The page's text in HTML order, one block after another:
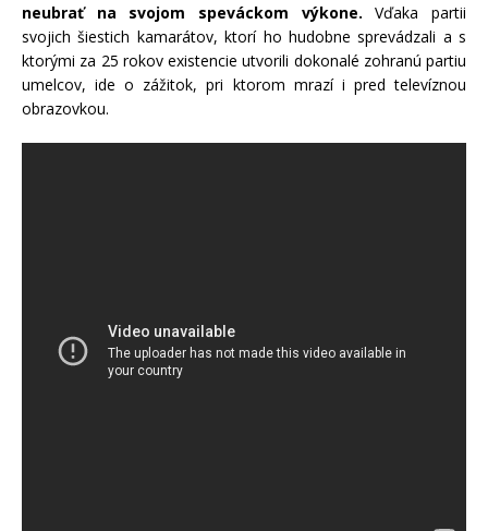
neubrať na svojom speváckom výkone. Vďaka partii
svojich šiestich kamarátov, ktorí ho hudobne sprevádzali a s
ktorými za 25 rokov existencie utvorili dokonalé zohranú partiu
umelcov, ide o zážitok, pri ktorom mrazí i pred televíznou
obrazovkou.